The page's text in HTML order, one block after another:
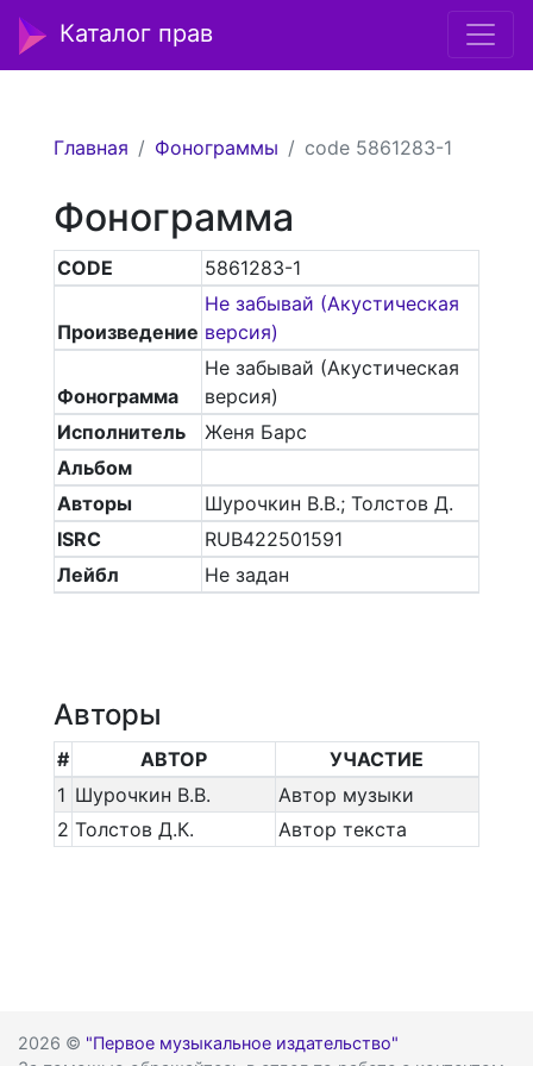
Каталог прав
Главная Фонограммы code 5861283-1
Фонограмма
CODE 5861283-1
Произведение
Не забывай (Акустическая
версия)
Фонограмма
Не забывай (Акустическая
версия)
Исполнитель
Женя Барс
Альбом
Авторы
Шурочкин В.В.; Толстов Д.
ISRC
RUB422501591
Лейбл
Не задан
Авторы
# АВТОР
УЧАСТИЕ
1 Шурочкин В.В.
Автор музыки
2 Толстов Д.К. Автор текста
2026 © "Первое музыкальное издательство"